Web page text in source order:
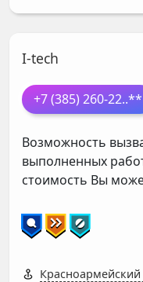
I-tech
+7 (385) 260-22..**
Возможность
выполненных
стоимость Вы